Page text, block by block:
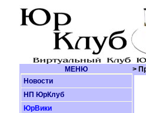
МЕНЮ
>
Новости
НП ЮрКлуб
ЮрВики